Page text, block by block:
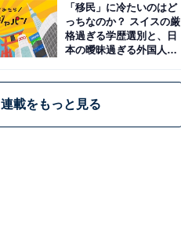
「移民」に冷たいのはど
っちなのか？ スイスの厳
格過ぎる学歴選別と、日
本の曖昧過ぎる外国人政
連載をもっと見る